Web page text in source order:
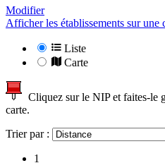
Modifier
Afficher les établissements sur une
Liste
Carte
Cliquez sur le NIP et faites-le
carte.
Trier par :
1